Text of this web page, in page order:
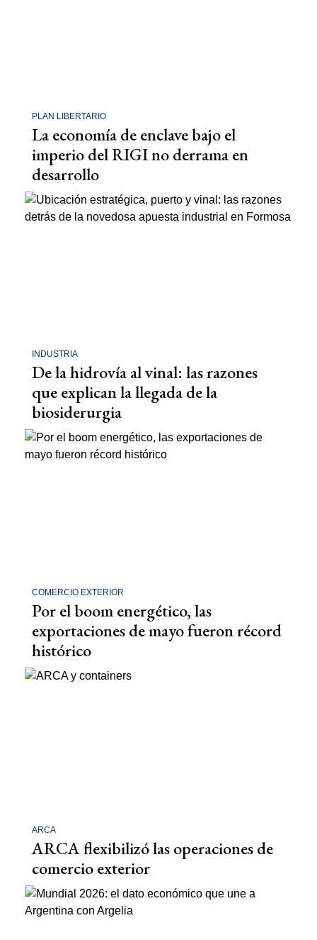
PLAN LIBERTARIO
La economía de enclave bajo el
imperio del RIGI no derrama en
desarrollo
INDUSTRIA
De la hidrovía al vinal: las razones
que explican la llegada de la
biosiderurgia
COMERCIO EXTERIOR
Por el boom energético, las
exportaciones de mayo fueron récord
histórico
ARCA
ARCA flexibilizó las operaciones de
comercio exterior